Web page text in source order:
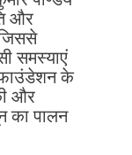
और
समस्याएं
फाउंडेशन के
और
का पालन